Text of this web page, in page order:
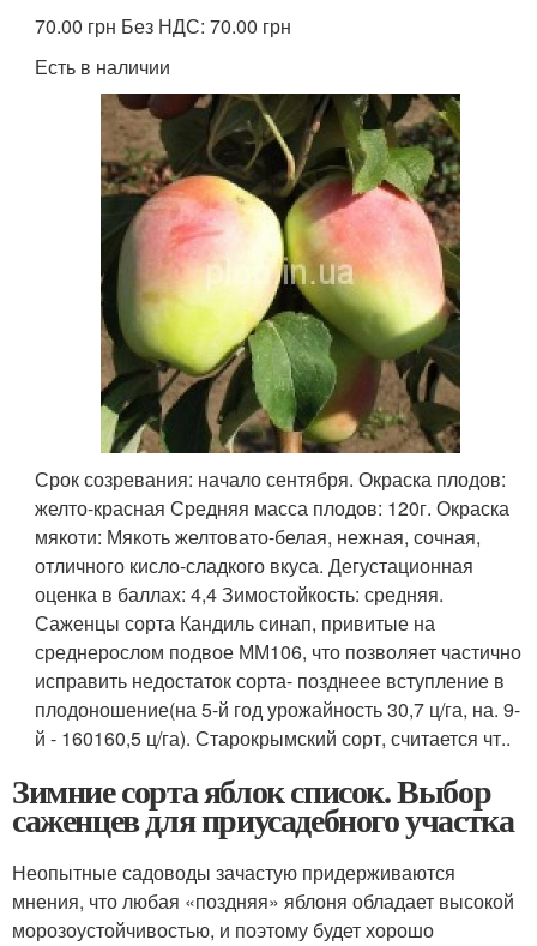
70.00 грн Без НДС: 70.00 грн
Есть в наличии
Срок созревания: начало сентября. Окраска плодов:
желто-красная Средняя масса плодов: 120г. Окраска
мякоти: Мякоть желтовато-белая, нежная, сочная,
отличного кисло-сладкого вкуса. Дегустационная
оценка в баллах: 4,4 Зимостойкость: средняя.
Саженцы сорта Кандиль синап, привитые на
среднерослом подвое ММ106, что позволяет частично
исправить недостаток сорта- позднеее вступление в
плодоношение(на 5-й год урожайность 30,7 ц/га, на. 9-
й - 160160,5 ц/га). Старокрымский сорт, считается чт..
Зимние сорта яблок список. Выбор
саженцев для приусадебного участка
Неопытные садоводы зачастую придерживаются
мнения, что любая «поздняя» яблоня обладает высокой
морозоустойчивостью, и поэтому будет хорошо